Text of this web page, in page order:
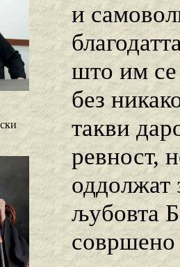
и
што им се
без
такви
ревност,
оддолжат
љубовта
совршено